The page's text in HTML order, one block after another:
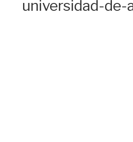
universidad-de-